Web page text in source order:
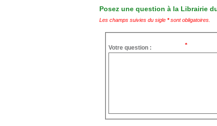
Posez une question à la Librairie
Les champs suivies du sigle *sont obligatoires.
Votre question :